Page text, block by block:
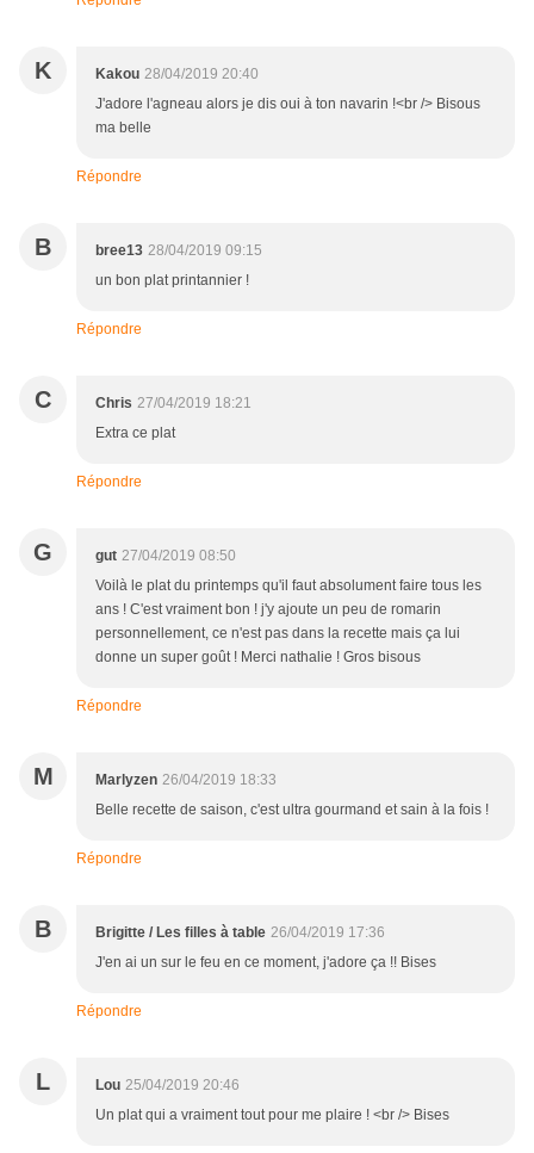
K Kakou 28/04/2019 20:40
J'adore l'agneau alors je dis oui à ton navarin !<br /> Bisous
ma belle
Répondre
B bree13 28/04/2019 09:15
un bon plat printannier !
Répondre
C Chris 27/04/2019 18:21
Extra ce plat
Répondre
G gut 27/04/2019 08:50
Voilà le plat du printemps qu'il faut absolument faire tous les
ans ! C'est vraiment bon ! j'y ajoute un peu de romarin
personnellement, ce n'est pas dans la recette mais ça lui
donne un super goût ! Merci nathalie ! Gros bisous
Répondre
M Marlyzen 26/04/2019 18:33
Belle recette de saison, c'est ultra gourmand et sain à la fois !
Répondre
B Brigitte / Les filles à table 26/04/2019 17:36
J'en ai un sur le feu en ce moment, j'adore ça !! Bises
Répondre
L Lou 25/04/2019 20:46
Un plat qui a vraiment tout pour me plaire ! <br /> Bises